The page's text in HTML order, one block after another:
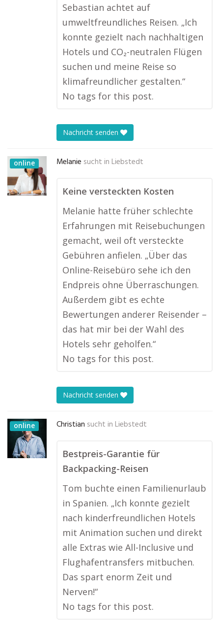
Sebastian achtet auf
umweltfreundliches Reisen. „Ich
konnte gezielt nach nachhaltigen
Hotels und CO₂-neutralen Flügen
suchen und meine Reise so
klimafreundlicher gestalten.“
No tags for this post.
Nachricht senden
online Melanie sucht in Liebstedt
Keine versteckten Kosten
Melanie hatte früher schlechte
Erfahrungen mit Reisebuchungen
gemacht, weil oft versteckte
Gebühren anfielen. „Über das
Online-Reisebüro sehe ich den
Endpreis ohne Überraschungen.
Außerdem gibt es echte
Bewertungen anderer Reisender –
das hat mir bei der Wahl des
Hotels sehr geholfen.“
No tags for this post.
Nachricht senden
online Christian sucht in Liebstedt
Bestpreis-Garantie für
Backpacking-Reisen
Tom buchte einen Familienurlaub
in Spanien. „Ich konnte gezielt
nach kinderfreundlichen Hotels
mit Animation suchen und direkt
alle Extras wie All-Inclusive und
Flughafentransfers mitbuchen.
Das spart enorm Zeit und
Nerven!“
No tags for this post.